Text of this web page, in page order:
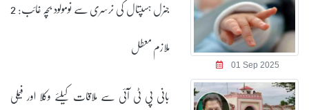
01 Sep 2025
جنرل ہسپتال کی نرسری سے نومولود بچہ غائب: 2
ملازم معطل
بانی پی ٹی آئی سے ملاقات کیلئے وکلا اور فیملی